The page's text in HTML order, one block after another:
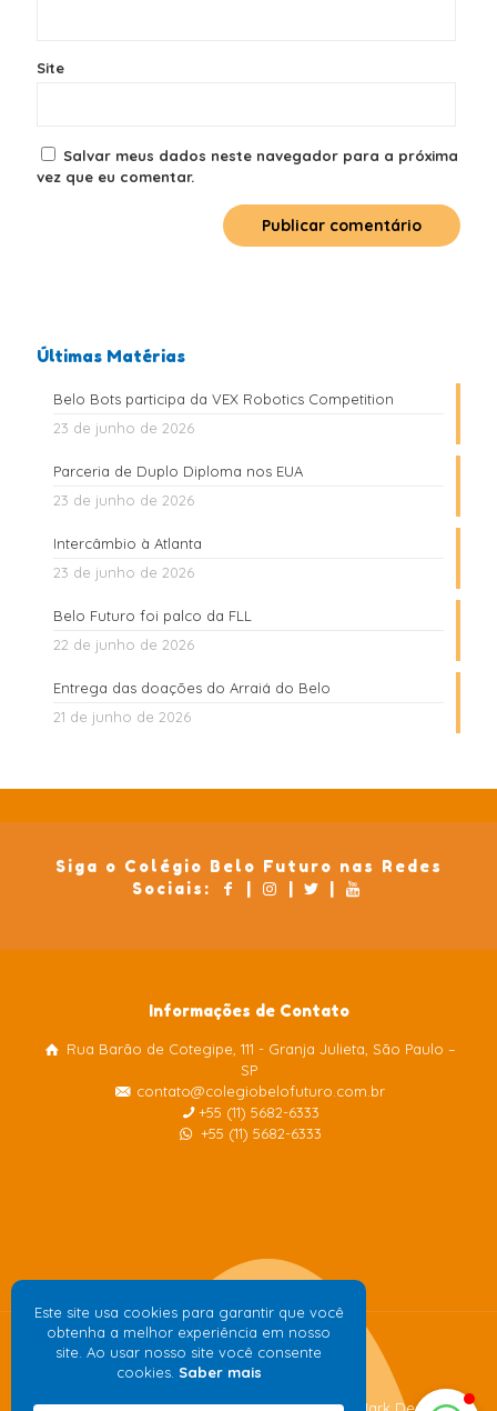
Site
Salvar meus dados neste navegador para a próxima
vez que eu comentar.
Últimas Matérias
Belo Bots participa da VEX Robotics Competition
23 de junho de 2026
Parceria de Duplo Diploma nos EUA
23 de junho de 2026
Intercâmbio à Atlanta
23 de junho de 2026
Belo Futuro foi palco da FLL
22 de junho de 2026
Entrega das doações do Arraiá do Belo
21 de junho de 2026
Siga o Colégio Belo Futuro nas Redes
Sociais:
| | |
Informações de Contato
Rua Barão de Cotegipe, 111 - Granja Julieta, São Paulo –
SP
contato@colegiobelofuturo.com.br
+55 (11) 5682-6333
+55 (11) 5682-6333
Este site usa cookies para garantir que você
obtenha a melhor experiência em nosso
site. Ao usar nosso site você consente
cookies. Saber mais
Colégio Belo Futuro
Internacional